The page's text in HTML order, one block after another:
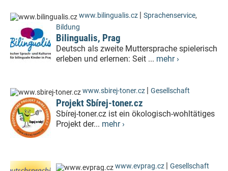
www.bilingualis.cz | Sprachenservice,
Bildung
Bilingualis, Prag
Deutsch als zweite Muttersprache spielerisch
erleben und erlernen: Seit ... mehr ›
www.sbirej-toner.cz | Gesellschaft
Projekt Sbírej-toner.cz
Sbírej-toner.cz ist ein ökologisch-wohltätiges
Projekt der... mehr ›
www.evprag.cz | Gesellschaft